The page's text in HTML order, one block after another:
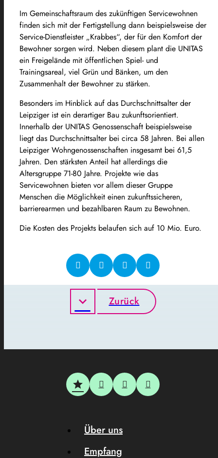
Im Gemeinschaftsraum des zukünftigen Servicewohnen
finden sich mit der Fertigstellung dann beispielsweise der
Service-Dienstleister „Krabbes“, der für den Komfort der
Bewohner sorgen wird. Neben diesem plant die UNITAS
ein Freigelände mit öffentlichen Spiel- und
Trainingsareal, viel Grün und Bänken, um den
Zusammenhalt der Bewohner zu stärken.
Besonders im Hinblick auf das Durchschnittsalter der
Leipziger ist ein derartiger Bau zukunftsorientiert.
Innerhalb der UNITAS Genossenschaft beispielsweise
liegt das Durchschnittsalter bei circa 58 Jahren. Bei allen
Leipziger Wohngenossenschaften insgesamt bei 61,5
Jahren. Den stärksten Anteil hat allerdings die
Altersgruppe 71-80 Jahre. Projekte wie das
Servicewohnen bieten vor allem dieser Gruppe
Menschen die Möglichkeit einen zukunftssicheren,
barrierearmen und bezahlbaren Raum zu Bewohnen.
Die Kosten des Projekts belaufen sich auf 10 Mio. Euro.
Zurück
Über uns
Empfang